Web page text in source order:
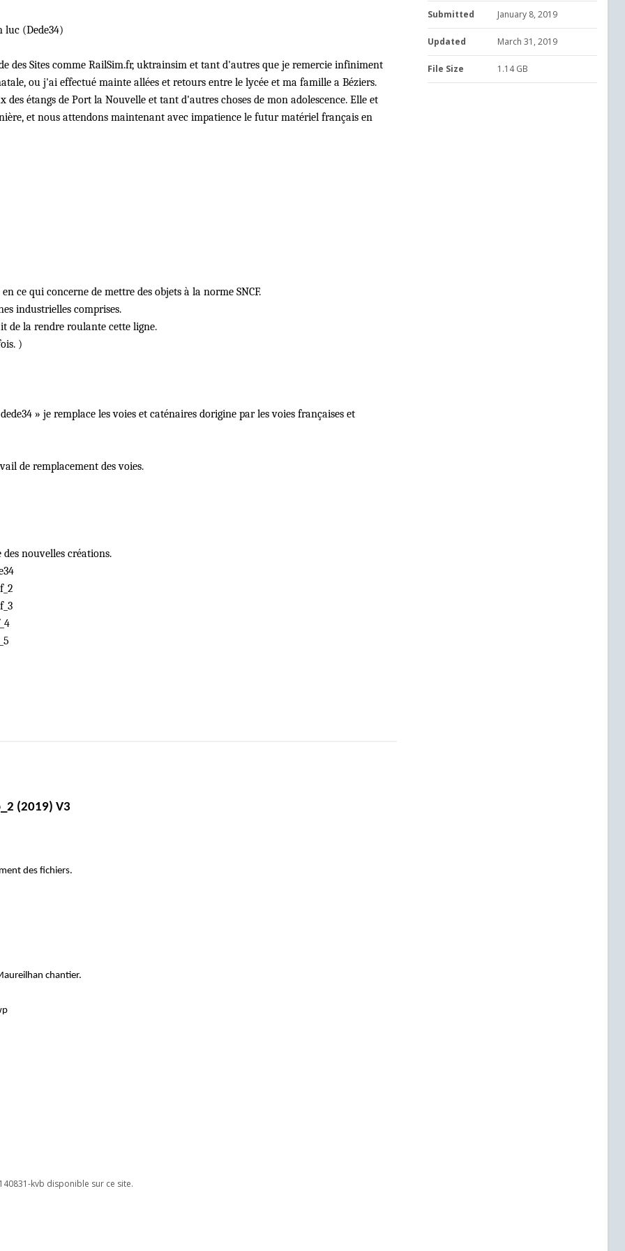
luc (Dede34)
des Sites comme RailSim.fr, uktrainsim et tant d'autres que je remercie infiniment
ou j'ai effectué mainte allées et retours entre le lycée et ma famille a Béziers.
étangs de Port la Nouvelle et tant d'autres choses de mon adolescence. Elle et
et nous attendons maintenant avec impatience le futur matériel français en
ce qui concerne de mettre des objets à la norme SNCF.
industrielles comprises.
de la rendre roulante cette ligne.
)
» je remplace les voies et caténaires dorigine par les voies françaises et
de remplacement des voies.
nouvelles créations.
(2019) V3
des fichiers.
chantier.
kvb disponible sur ce site.
Submitted January 8, 2019
Updated March 31, 2019
File Size 1.14 GB